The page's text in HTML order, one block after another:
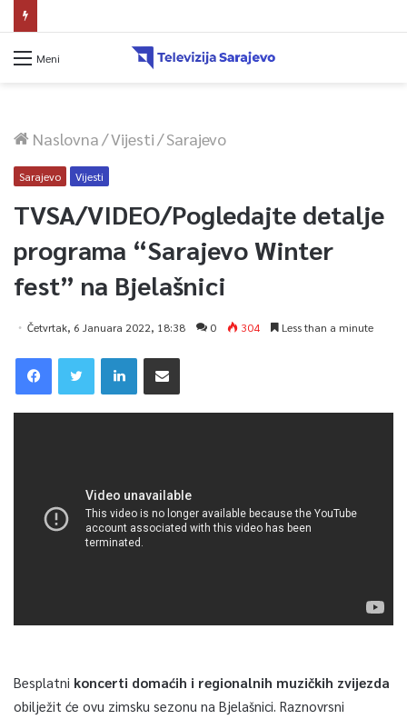
Meni
Naslovna/Vijesti/Sarajevo
Sarajevo Vijesti
TVSA/VIDEO/Pogledajte detalje
programa “Sarajevo Winter
fest” na Bjelašnici
Četvrtak, 6 Januara 2022, 18:38 0 304 Less than a minute
Besplatni koncerti domaćih i regionalnih muzičkih zvijezda
obilježit će ovu zimsku sezonu na Bjelašnici. Raznovrsni